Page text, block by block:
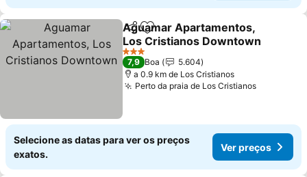
PartilharAdicionar aos favoritos
Aguamar Apartamentos,
Los Cristianos Downtown
3 Estrelas
7,9 Boa
5.604
a 0.9 km de Los Cristianos
Perto da praia de Los Cristianos
Selecione as datas para ver os preços
exatos.
Ver preços